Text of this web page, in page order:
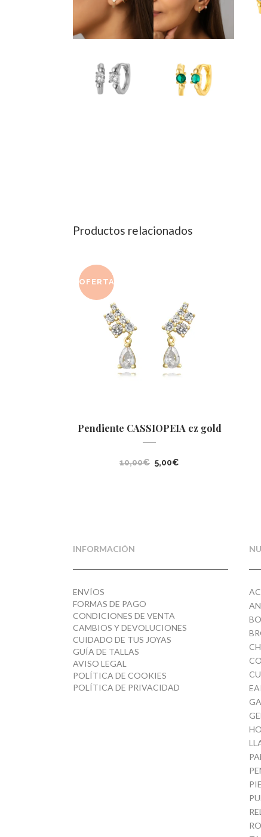
Productos relacionados
OFERTA
Pendiente CASSIOPEIA cz gold
10,00€ El
5,00€
INFORMACIÓN
ENVÍOS
FORMAS DE PAGO
CONDICIONES DE VENTA
CAMBIOS Y DEVOLUCIONES
CUIDADO DE TUS JOYAS
GUÍA DE TALLAS
AVISO LEGAL
POLÍTICA DE COOKIES
POLÍTICA DE PRIVACIDAD